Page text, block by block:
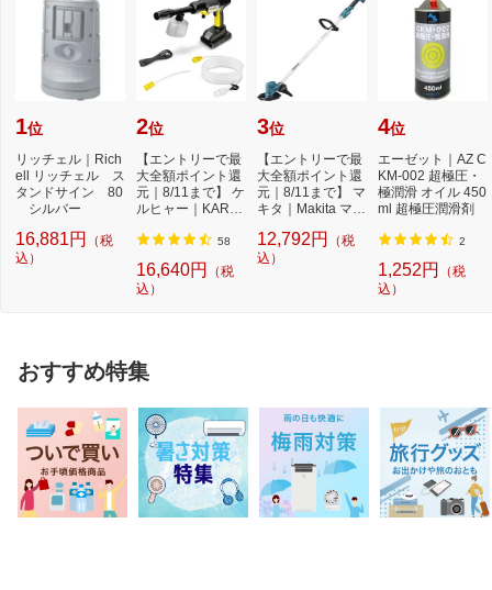
1位
リッチェル｜Rich
ell リッチェル ス
タンドサイン 80
シルバー
16,881円
（税
込）
2位
【エントリーで最
大全額ポイント還
元｜8/11まで】 ケ
ルヒャー｜KARC
圧...
58
16,640円
（税
込）
3位
【エントリーで最
大全額ポイント還
元｜8/11まで】 マ
キタ｜Makita マキ
12,792円
（税
込）
4位
エーゼット｜AZ C
KM-002 超極圧・
極潤滑 オイル 450
ml 超極圧潤滑剤
2
1,252円
（税
込）
おすすめ特集